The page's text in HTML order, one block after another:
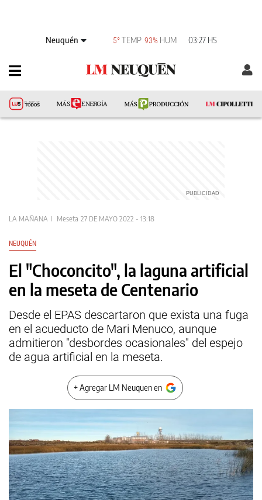
Neuquén 5° TEMP 93% HUM 03:27 HS
LA MAÑANA Meseta 27 DE MAYO 2022 - 13:18
NEUQUÉN
El "Choconcito", la laguna artificial
en la meseta de Centenario
Desde el EPAS descartaron que exista una fuga
en el acueducto de Mari Menuco, aunque
admitieron "desbordes ocasionales" del espejo
de agua artificial en la meseta.
+ Agregar LM Neuquen en